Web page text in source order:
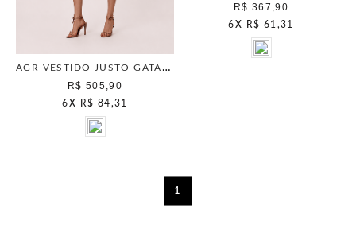
AGR VESTIDO JUSTO GATA GLAM GINGER
R$ 505,90
6 X R$ 84,31
R$ 367,90
6X R$ 61,31
1